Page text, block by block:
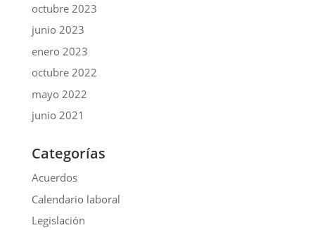
octubre 2023
junio 2023
enero 2023
octubre 2022
mayo 2022
junio 2021
Categorías
Acuerdos
Calendario laboral
Legislación